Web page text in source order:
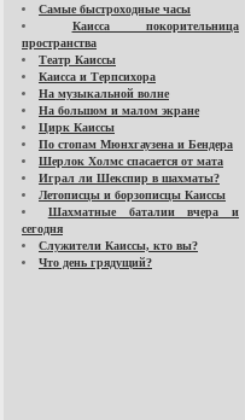
Самые быстроходные часы
Каисса покорительница
пространства
Театр Каиссы
Каисса и Терпсихора
На музыкальной волне
На большом и малом экране
Цирк Каиссы
По стопам Мюнхгаузена и Бендера
Шерлок Холмс спасается от мата
Играл ли Шекспир в шахматы?
Летописцы и борзописцы Каиссы
Шахматные баталии вчера и
сегодня
Служители Каиссы, кто вы?
Что день грядущий?